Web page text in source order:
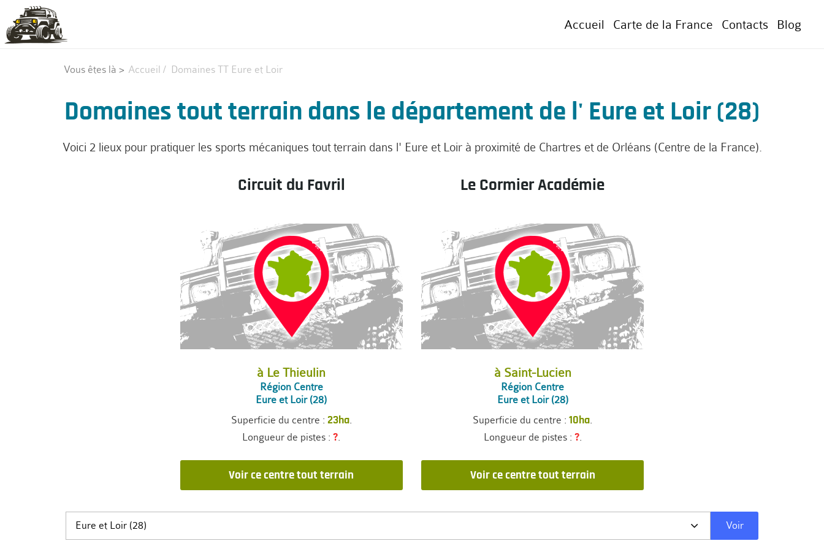
Accueil Carte de la France Contacts Blog
Vous êtes là > Accueil / Domaines TT Eure et Loir
Domaines tout terrain dans le département de l' Eure et Loir (28)
Voici 2 lieux pour pratiquer les sports mécaniques tout terrain dans l' Eure et Loir à proximité de Chartres et de Orléans (Centre de la France).
Circuit du Favril
à Le Thieulin
Région Centre
Eure et Loir (28)
Superficie du centre : 23ha.
Longueur de pistes :?
Voir ce centre tout terrain
Le Cormier Académie
à Saint-Lucien
Région Centre
Eure et Loir (28)
Superficie du centre :10ha
Longueur de pistes : ?.
Voir ce centre tout terrain
Voir